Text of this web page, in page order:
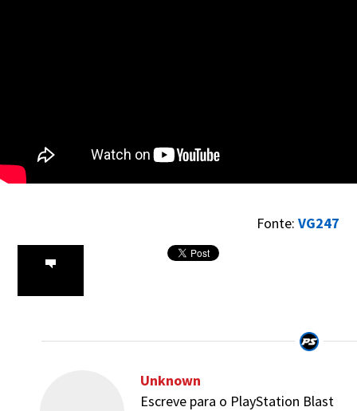
Fonte: VG247
Unknown
Escreve para o PlayStation Blast